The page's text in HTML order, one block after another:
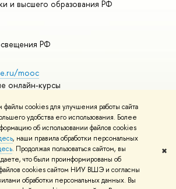
cookies для улучшения работы сайта
удобства его использования. Более
об использовании файлов cookies
, наши правила обработки персональных
. Продолжая пользоваться сайтом, вы
что были проинформированы об
файлов cookies сайтом НИУ ВШЭ и согласны
обработки персональных данных. Вы
✖
и высшего образования РФ
РФ
mooc
онлайн-курсы
Адреса и контакты
материалов
рекомендательных технологий в НИУ ВШЭ